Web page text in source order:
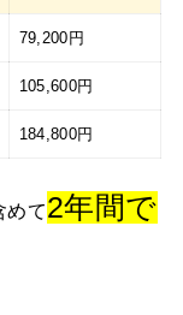
79,200円
105,600円
184,800円
めて2年間で